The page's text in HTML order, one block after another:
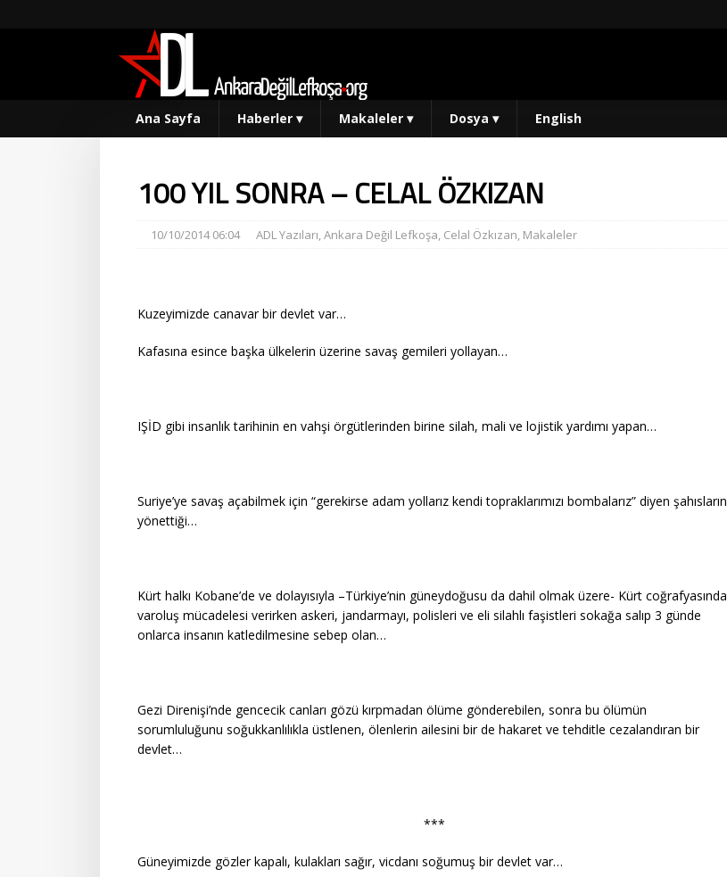
Ana Sayfa Haberler ▾ Makaleler ▾ Dosya ▾ English
100 YIL SONRA – CELAL ÖZKIZAN
10/10/2014 06:04 ADL Yazıları,Ankara Değil Lefkoşa, Celal Özkızan, Makaleler
Kuzeyimizde canavar bir devlet var…
Kafasına esince başka ülkelerin üzerine savaş gemileri yollayan…
IŞİD gibi insanlık tarihinin en vahşi örgütlerinden birine silah, mali ve lojistik yardımı yapan…
Suriye’ye savaş açabilmek için “gerekirse adam yollarız kendi topraklarımızı bombalarız” diyen şahısların
yönettiği…
Kürt halkı Kobane’de ve dolayısıyla –Türkiye’nin güneydoğusu da dahil olmak üzere- Kürt coğrafyasında
varoluş mücadelesi verirken askeri, jandarmayı, polisleri ve eli silahlı faşistleri sokağa salıp 3 günde
onlarca insanın katledilmesine sebep olan…
Gezi Direnişi’nde gencecik canları gözü kırpmadan ölüme gönderebilen, sonra bu ölümün
sorumluluğunu soğukkanlılıkla üstlenen, ölenlerin ailesini bir de hakaret ve tehditle cezalandıran bir
devlet…
***
Güneyimizde gözler kapalı, kulakları sağır, vicdanı soğumuş bir devlet var…